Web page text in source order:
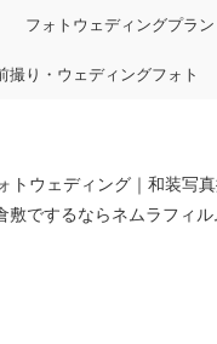
フォトウェディングプラン
撮り・ウェディングフォト
トウェディング｜和装写
敷でするならネムラフィ